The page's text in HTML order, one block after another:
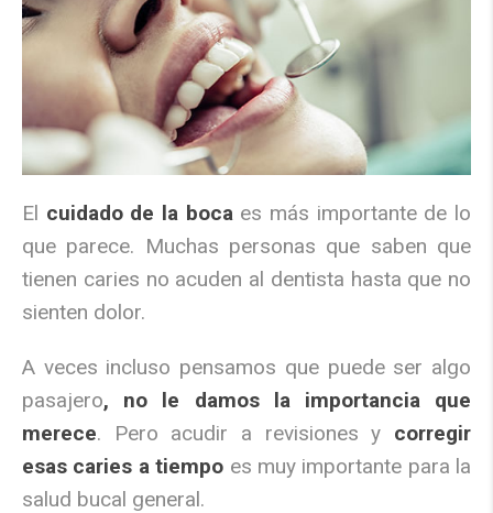
El cuidado de la bocaes más importante de lo
que parece. Muchas personas que saben que
tienen caries no acuden al dentista hasta que no
sienten dolor.
A veces incluso pensamos que puede ser algo
pasajero, no le damos la importancia que
merece. Pero acudir a revisiones y corregir
esas caries a tiempo es muy importante para la
salud bucal general.